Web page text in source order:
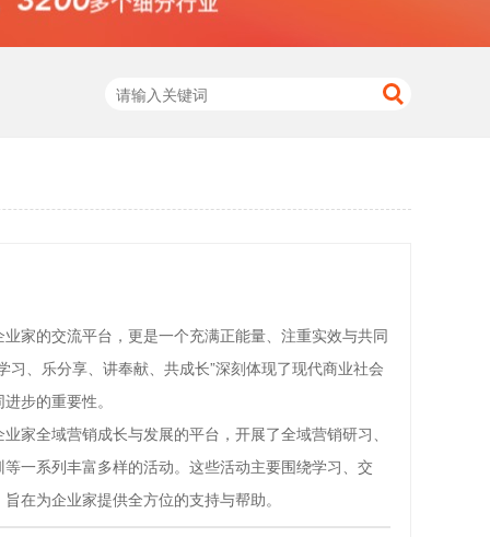
家的交流平台，更是一个充满正能量、注重实效与共同
习、乐分享、讲奉献、共成长”深刻体现了现代商业社会
步的重要性。
家全域营销成长与发展的平台，开展了全域营销研习、
一系列丰富多样的活动。这些活动主要围绕学习、交
在为企业家提供全方位的支持与帮助。